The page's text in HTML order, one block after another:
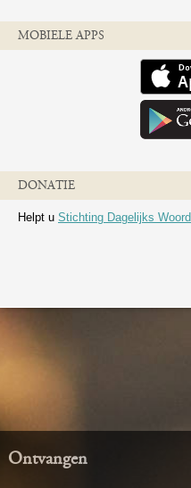
MOBIELE APPS
DONATIE
Helpt u Stichting Dagelijks Woord
Ontvangen